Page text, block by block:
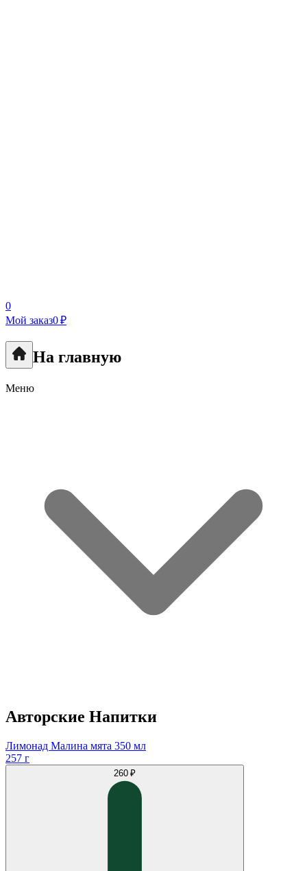
0
Мой заказ0 ₽
На главную
Меню
Авторские Напитки
Лимонад Малина мята 350 мл
257 г
260 ₽